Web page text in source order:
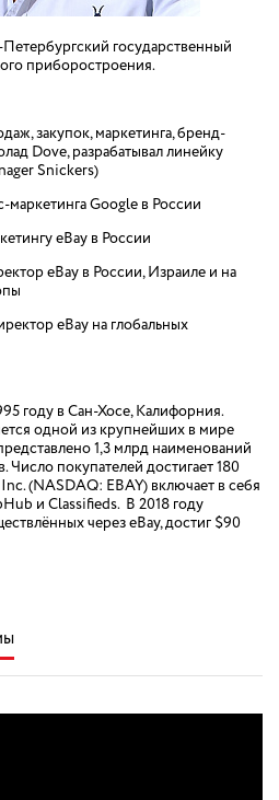
государственный
приборостроения.
закупок, маркетинга, бренд-
Dove, разрабатывал линейку
Snickers)
маркетинга Google в России
eBay в России
eBay в России, Израиле и на
eBay на глобальных
году в Сан-Хосе, Калифорния.
одной из крупнейших в мире
1,3 млрд наименований
Число покупателей достигает 180
(NASDAQ: EBAY) включает в себя
и Classifieds. В 2018 году
через eBay, достиг $90